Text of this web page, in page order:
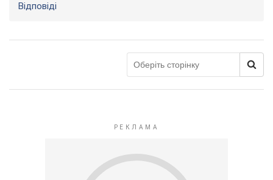
Відповіді